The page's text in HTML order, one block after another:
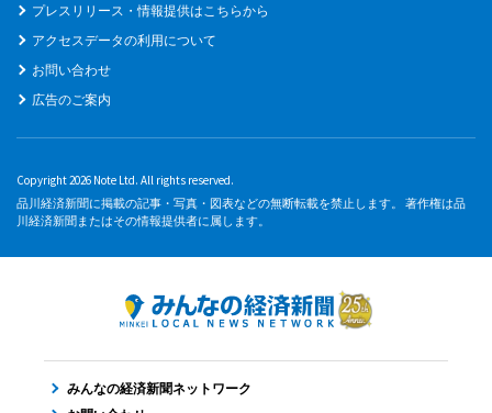
プレスリリース・情報提供はこちらから
アクセスデータの利用について
お問い合わせ
広告のご案内
Copyright 2026 Note Ltd. All rights reserved.
品川経済新聞に掲載の記事・写真・図表などの無断転載を禁止します。 著作権は品
川経済新聞またはその情報提供者に属します。
みんなの経済新聞ネットワーク